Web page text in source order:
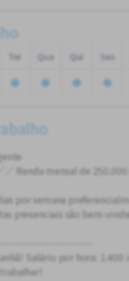
Ter Qua Qui Sex
／ Renda mensal de
por semana
presenciais são bem-
Salário por hora: